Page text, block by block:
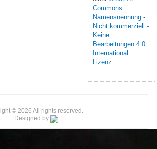
Commons
Namensnennung -
Nicht kommerziell -
Keine
Bearbeitungen 4.0
International
Lizenz.
© 2026 All rights reserved.
Designed by